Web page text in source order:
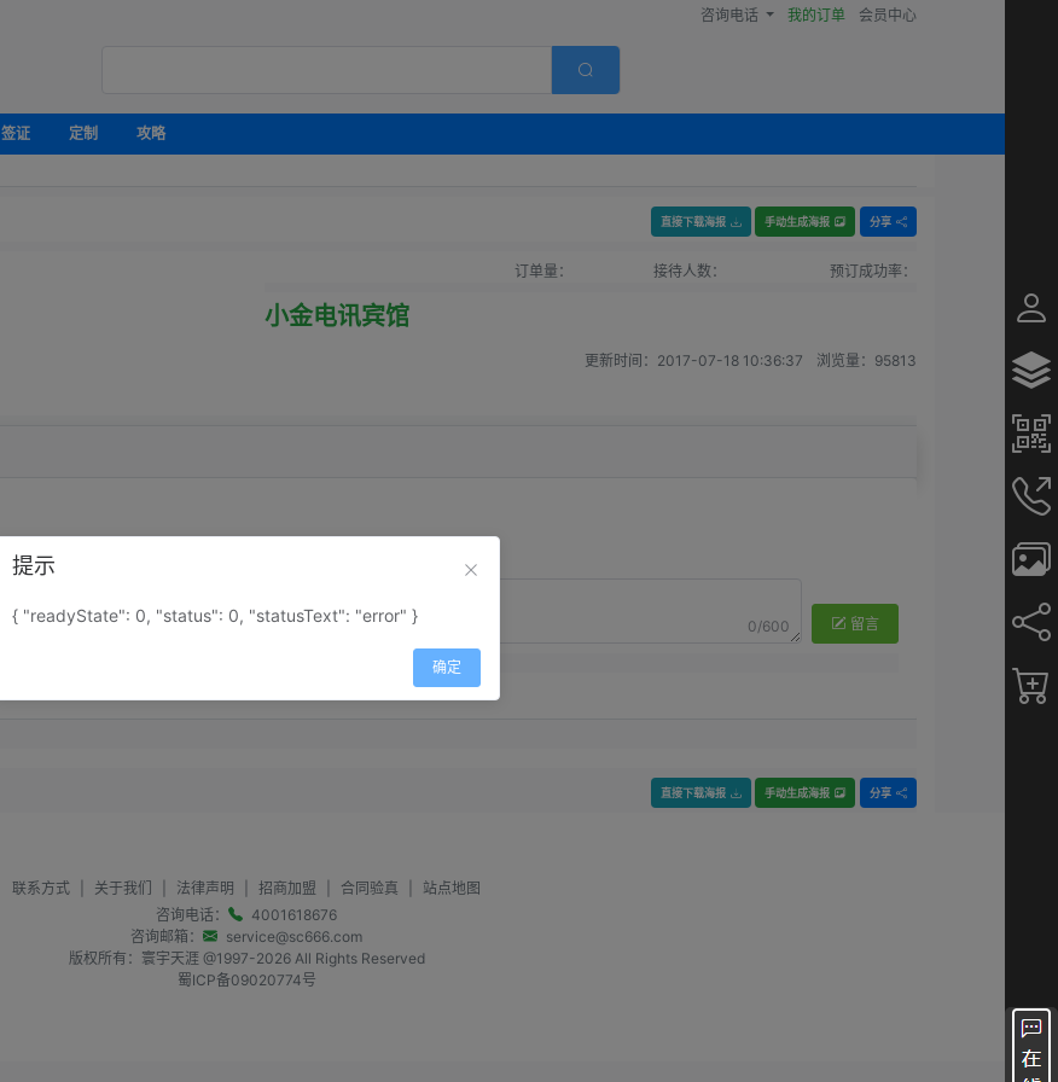
咨询电话 我的订单 会员中心
签证 定制
攻略
直接下载海报 手动生成海报 分享
订单量： 接待人数： 预订成功率：
小金电讯宾馆
更新时间： 2017-07-18 10:36:37 浏览量： 95813
0/600 留言
直接下载海报 手动生成海报 分享
联系方式 关于我们 法律声明 招商加盟 合同验真
站点地图
咨询电话：
4001618676
咨询邮箱：
service@sc666.com
版权所有：寰宇天涯 @1997-2026All Rights Reserved
蜀ICP备09020774号
提示
{ "readyState": 0, "status": 0, "statusText": "error" }
确定